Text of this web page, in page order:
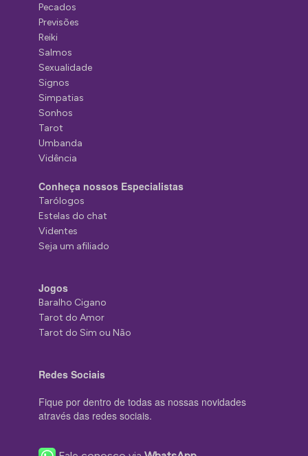
Pecados
Previsões
Reiki
Salmos
Sexualidade
Signos
Simpatias
Sonhos
Tarot
Umbanda
Vidência
Conheça nossos Especialistas
Tarólogos
Estelas do chat
Videntes
Seja um afiliado
Jogos
Baralho Cigano
Tarot do Amor
Tarot do Sim ou Não
Redes Sociais
Fique por dentro de todas as nossas novidades
através das redes sociais.